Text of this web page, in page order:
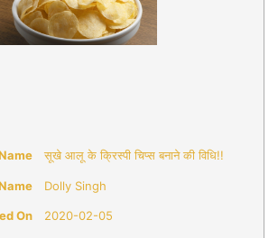
सूखे आलू के क्रिस्पी चिप्स बनाने की विधि!!
Dolly Singh
On 2020-02-05